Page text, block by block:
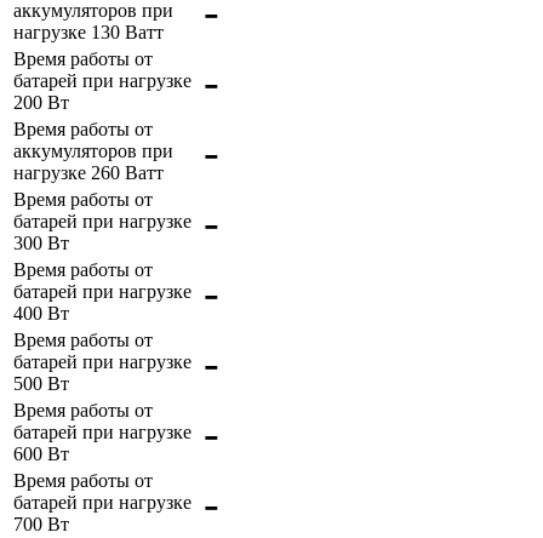
аккумуляторов при
нагрузке 130 Ватт
-
Время работы от
батарей при нагрузке
200 Вт
-
Время работы от
аккумуляторов при
нагрузке 260 Ватт
-
Время работы от
батарей при нагрузке
300 Вт
-
Время работы от
батарей при нагрузке
400 Вт
-
Время работы от
батарей при нагрузке
500 Вт
-
Время работы от
батарей при нагрузке
600 Вт
-
Время работы от
батарей при нагрузке
700 Вт
-